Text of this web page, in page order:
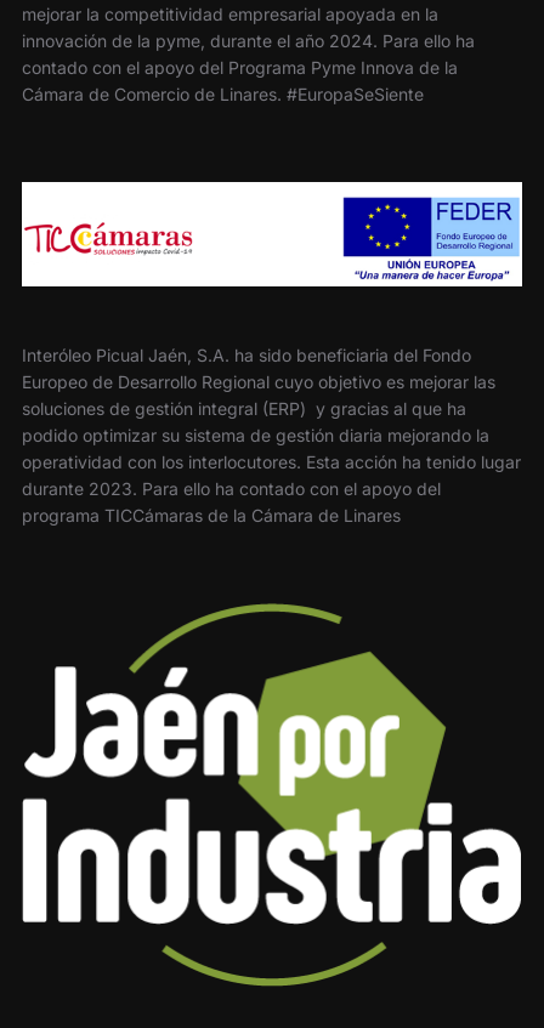
mejorar la competitividad empresarial apoyada en la
innovación de la pyme, durante el año 2024. Para ello ha
contado con el apoyo del Programa Pyme Innova de la
Cámara de Comercio de Linares. #EuropaSeSiente
Interóleo Picual Jaén, S.A. ha sido beneficiaria del Fondo
Europeo de Desarrollo Regional cuyo objetivo es mejorar las
soluciones de gestión integral (ERP) y gracias al que ha
podido optimizar su sistema de gestión diaria mejorando la
operatividad con los interlocutores. Esta acción ha tenido lugar
durante 2023. Para ello ha contado con el apoyo del
programa TICCámaras de la Cámara de Linares